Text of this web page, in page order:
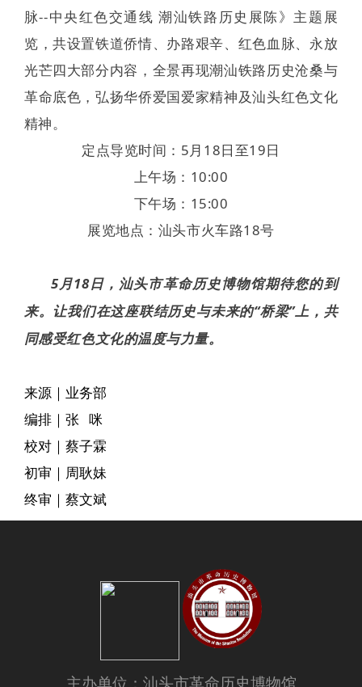
脉--中央红色交通线 潮汕铁路历史展陈》主题展
览，共设置铁道侨情、办路艰辛、红色血脉、永放
光芒四大部分内容，全景再现潮汕铁路历史沧桑与
革命底色，弘扬华侨爱国爱家精神及汕头红色文化
精神。
定点导览时间：5月18日至19日
上午场：10:00
下午场：15:00
展览地点：汕头市火车路18号
5月18日，汕头市革命历史博物馆期待您的到
来。让我们在这座联结历史与未来的“桥梁”上，共
同感受红色文化的温度与力量。
来源｜业务部
编排｜张 咪
校对｜蔡子霖
初审｜周耿妹
终审｜蔡文斌
主办单位：汕头市革命历史博物馆